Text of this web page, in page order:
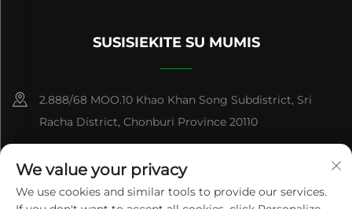
SUSISIEKITE SU MUMIS
2.888/68 MOO.10 Khao Khan Song Subdistrict, Sri
Racha District, Chonburi Province 20110
[email protected]
We value your privacy
We use cookies and similar tools to provide our services.